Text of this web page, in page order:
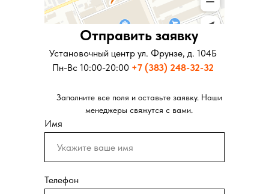
Отправить заявку
Установочный центр ул. Московская д.281
Пн-Вс 10:00-20:00 +7 (343) 346-73-73
менеджеры свяжутся с вами.
Имя
Телефон
Отправить заявку
Установочный центр ул. Фрунзе, д. 104Б
Пн-Вс 10:00-20:00 +7 (383) 248-32-32
Заполните все поля и оставьте заявку. Наши
менеджеры свяжутся с вами.